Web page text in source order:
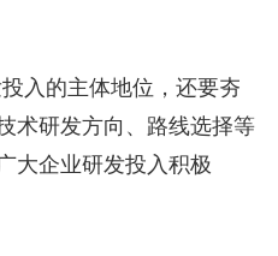
入的主体地位，还要夯
术研发方向、路线选择等
大企业研发投入积极